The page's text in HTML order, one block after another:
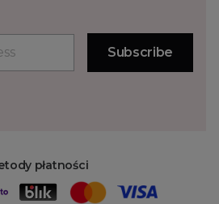
płatności